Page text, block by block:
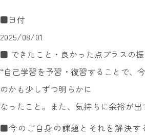
■日付
2025/08/01
■ できたこと・良かった点プラスの振
“自己学習を予習・復習することで、
のかも少しずつ明らかに
なったこと。また、気持ちに余裕が出
■今のご自身の課題とそれを解決す